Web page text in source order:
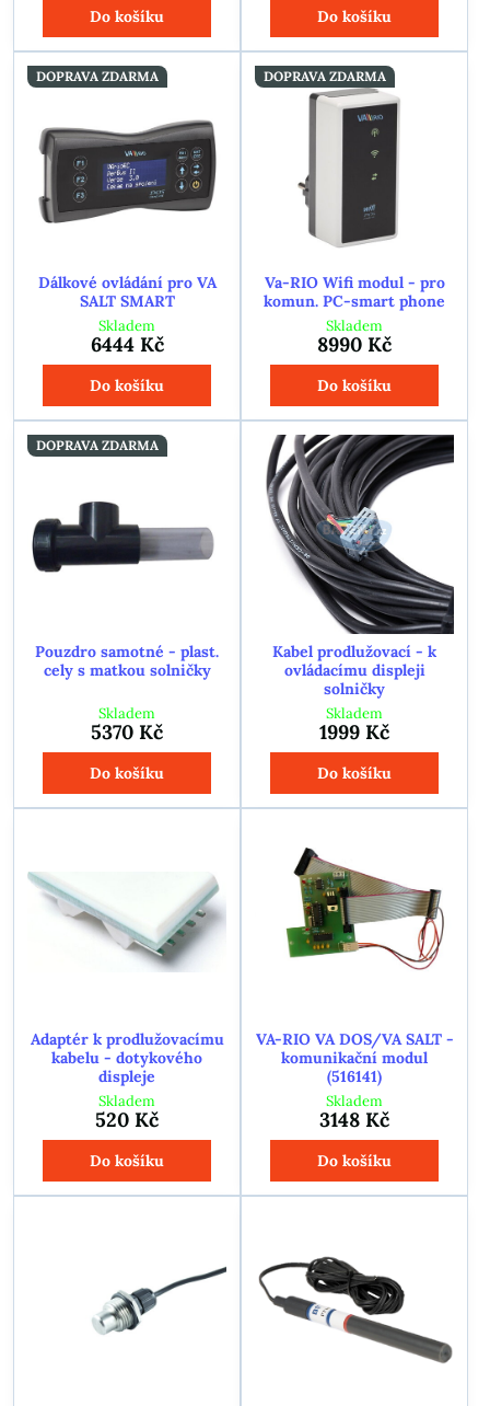
Do košíku Do košíku
DOPRAVA ZDARMA
Dálkové ovládání pro VA
SALT SMART
Skladem
6444 Kč
Do košíku
DOPRAVA ZDARMA
Va-RIO Wifi modul - pro
komun. PC-smart phone
Skladem
8990 Kč
Do košíku
DOPRAVA ZDARMA
Pouzdro samotné - plast.
cely s matkou solničky
Skladem
5370 Kč
Do košíku
Kabel prodlužovací - k
ovládacímu displeji
solničky
Skladem
1999 Kč
Do košíku
Adaptér k prodlužovacímu
kabelu - dotykového
displeje
Skladem
520 Kč
Do košíku
VA-RIO VA DOS/VA SALT -
komunikační modul
(516141)
Skladem
3148 Kč
Do košíku